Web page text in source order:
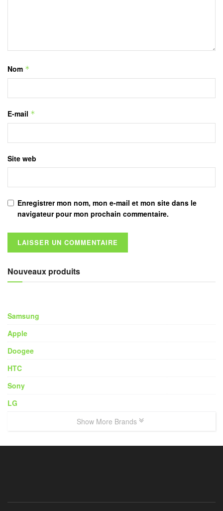
Nom *
E-mail *
Site web
Enregistrer mon nom, mon e-mail et mon site dans le
navigateur pour mon prochain commentaire.
Nouveaux produits
Samsung
Apple
Doogee
HTC
Sony
LG
Show More Brands